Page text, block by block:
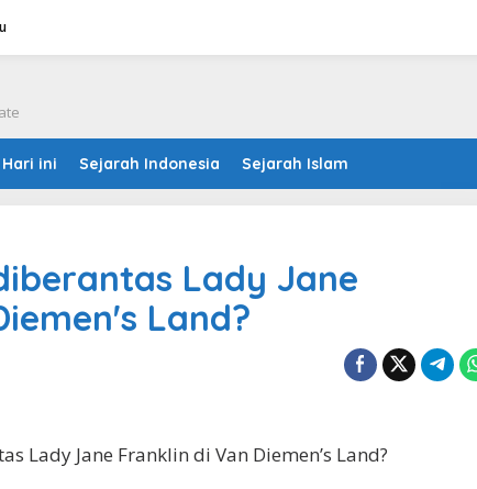
ini Sejarah Indonesia Sejarah Islam
Lady Jane
Land?
Lady Jane Franklin di Van Diemen’s Land?